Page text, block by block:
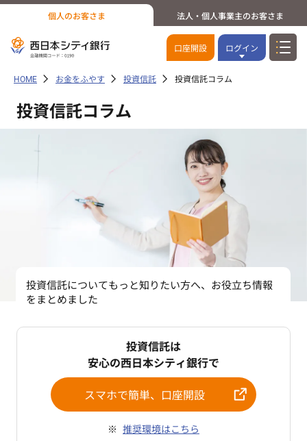
個人のお客さま 法人・個人事業主のお客さま
口座開設 ログイン
HOME お金をふやす 投資信託 投資信託コラム
投資信託コラム
投資信託についてもっと知りたい方へ、お役立ち情報
をまとめました
投資信託は
安心の西日本シティ銀行で
スマホで簡単、口座開設
推奨環境はこちら